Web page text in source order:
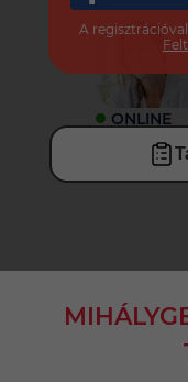
ONLINE
A